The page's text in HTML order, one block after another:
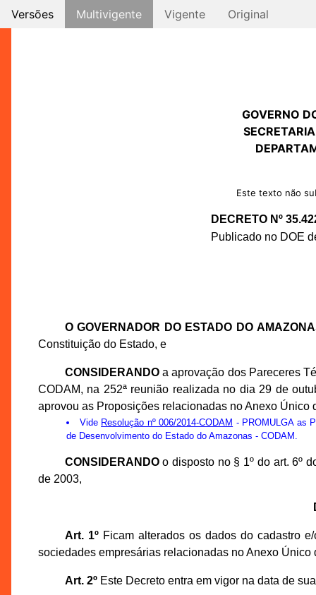
Versões Multivigente Vigente Original
GOVERNO
Este texto não
DECRETO Nº
Publicado no DOE
O GOVERNADOR DO ESTADO DO
Constituição do Estado, e
CONSIDERANDOa aprovação dos Pareceres
CODAM, na 252ª reunião realizada no dia 29 de
aprovou as Proposições relacionadas no Anexo Único
Vide Resolução nº 006/2014-CODAM - PROMULGA as
de Desenvolvimento do Estado do Amazonas - CODAM.
CONSIDERANDOo disposto no § 1º do art. 6º
de 2003,
Art. 1ºFicam alterados os dados do cadastro
sociedades empresárias relacionadas no Anexo Único
Art. 2ºEste Decreto entra em vigor na data de